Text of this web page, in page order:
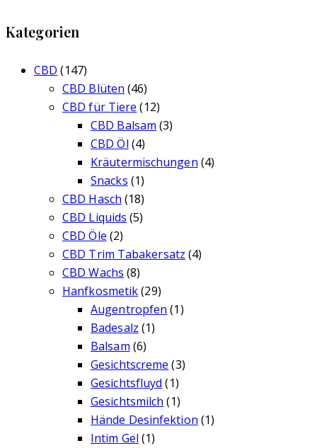
Kategorien
CBD (147)
CBD Blüten (46)
CBD für Tiere (12)
CBD Balsam (3)
CBD Öl (4)
Kräutermischungen (4)
Snacks (1)
CBD Hasch (18)
CBD Liquids (5)
CBD Öle (2)
CBD Trim Tabakersatz (4)
CBD Wachs (8)
Hanfkosmetik(29)
Augentropfen (1)
Badesalz (1)
Balsam (6)
Gesichtscreme (3)
Gesichtsfluyd (1)
Gesichtsmilch (1)
Hände Desinfektion (1)
Intim Gel (1)